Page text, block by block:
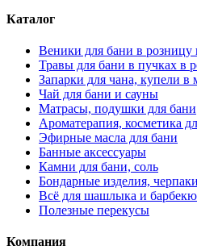
Каталог
Веники для бани в розницу
Травы для бани в пучках в
Запарки для чана, купели в
Чай для бани и сауны
Матрасы, подушки для бани
Ароматерапия, косметика
Эфирные масла для бани
Банные аксессуары
Камни для бани, соль
Бондарные изделия,
Всё для шашлыка и барбекю
Полезные перекусы
Компания